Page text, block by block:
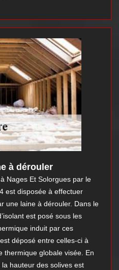
à dérouler
Nages Et Solorgues par le
est disposée à effectuer
une laine à dérouler. Dans le
est posé sous les
induit par ces
déposé entre celles-ci à
thermique globale visée. En
hauteur des solives est